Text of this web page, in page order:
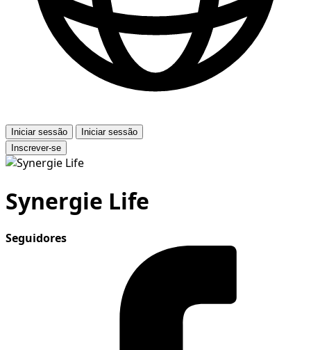
Iniciar sessão
Iniciar sessão
Inscrever-se
Synergie Life
Seguidores